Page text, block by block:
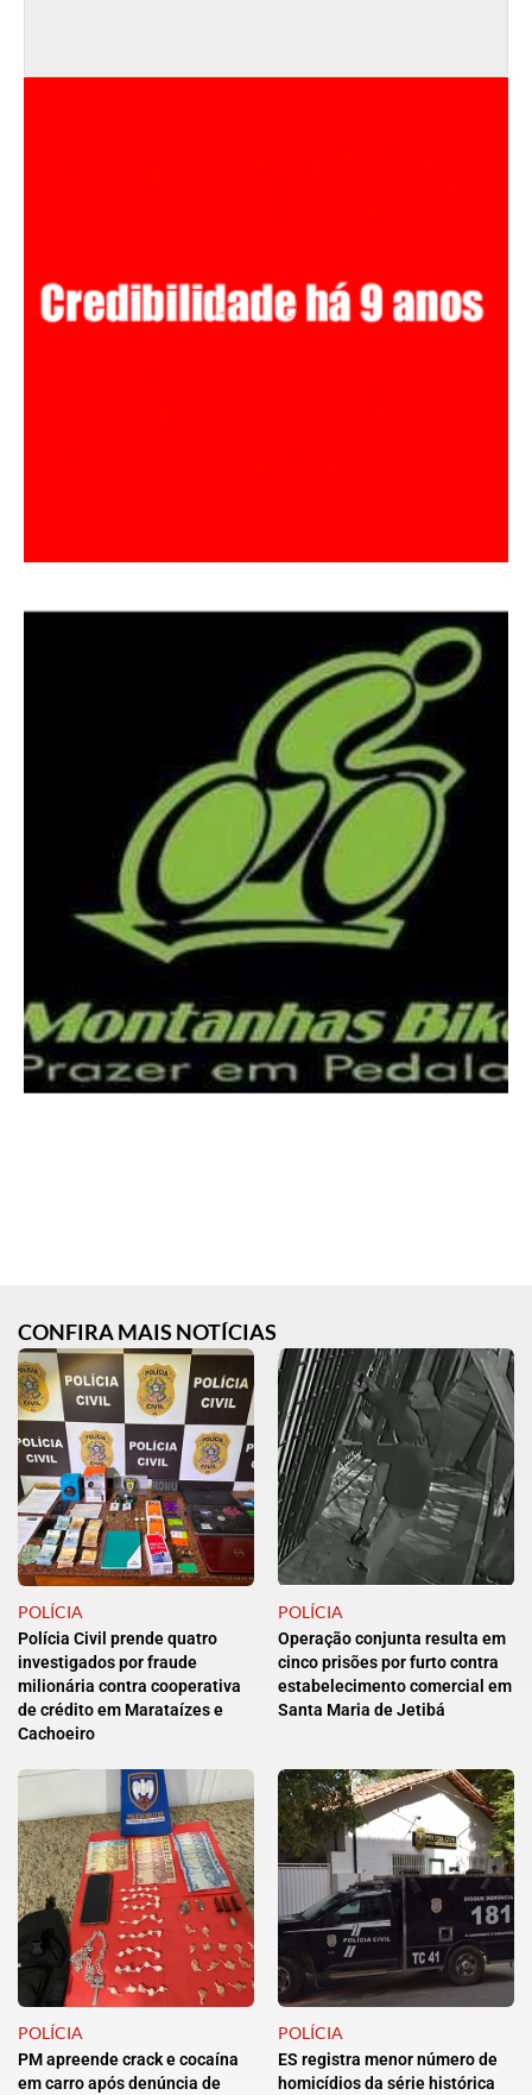
CONFIRA MAIS NOTÍCIAS
POLÍCIA
Polícia Civil prende quatro
investigados por fraude
milionária contra cooperativa
de crédito em Marataízes e
Cachoeiro
POLÍCIA
Operação conjunta resulta em
cinco prisões por furto contra
estabelecimento comercial em
Santa Maria de Jetibá
POLÍCIA
PM apreende crack e cocaína
em carro após denúncia de
POLÍCIA
ES registra menor número de
homicídios da série histórica